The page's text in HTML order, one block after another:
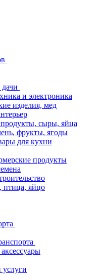
и электроника
изделия, мед
сыры, яйца
фрукты, ягоды
для кухни
продукты
птица, яйцо